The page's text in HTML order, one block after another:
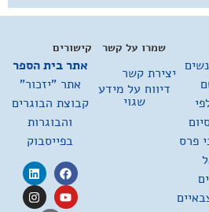
פרס
קישורים
אתר בית הספר
אתר "יזכור"
קבוצת הבוגרים
והבוגרות
בפייסבוק
שמרו על קשר
יצירת קשר
דיווח על מידע
שגוי